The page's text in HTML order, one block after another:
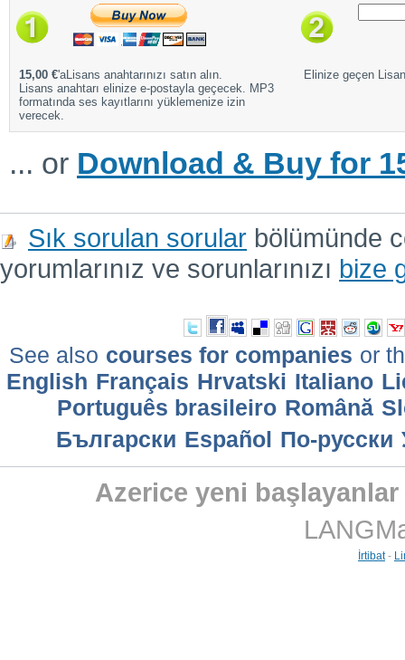
15,00 €'aLisans anahtarınızı satın alın.
Lisans anahtarı elinize e-postayla geçecek. MP3
formatında ses kayıtlarını yüklemenize izin
verecek.
Elinize geçen
... or Download & Buy for
Sık sorulan sorular bölümünde
yorumlarınız ve sorunlarınızı bize
See also courses for companies or
English Français Hrvatski Italiano
Português brasileiro Română
Български Еspañol По-русски
Azerice yeni
İrtibat-